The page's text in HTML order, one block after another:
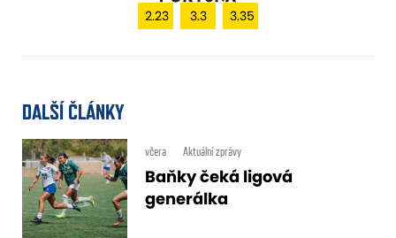
2.23 3.3 3.35
DALŠÍ ČLÁNKY
včera Aktuální zprávy
Baňky čeká ligová
generálka